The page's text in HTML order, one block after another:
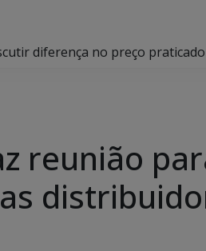
diferença no preço
reunião